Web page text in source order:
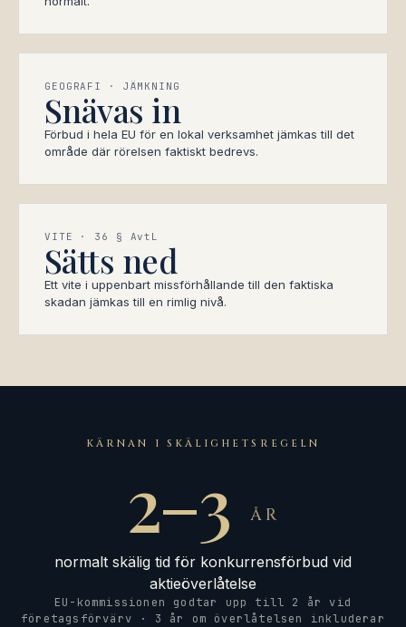
GEOGRAFI · JÄMKNING
Snävas in
Förbud i hela EU för en lokal verksamhet jämkas till det
område där rörelsen faktiskt bedrevs.
VITE · 36 § AvtL
Sätts ned
Ett vite i uppenbart missförhållande till den faktiska
skadan jämkas till en rimlig nivå.
KÄRNAN I SKÄLIGHETSREGELN
2–3 ÅR
normalt skälig tid för konkurrensförbud vid
aktieöverlåtelse
EU-kommissionen godtar upp till 2 år vid
företagsförvärv · 3 år om överlåtelsen inkluderar